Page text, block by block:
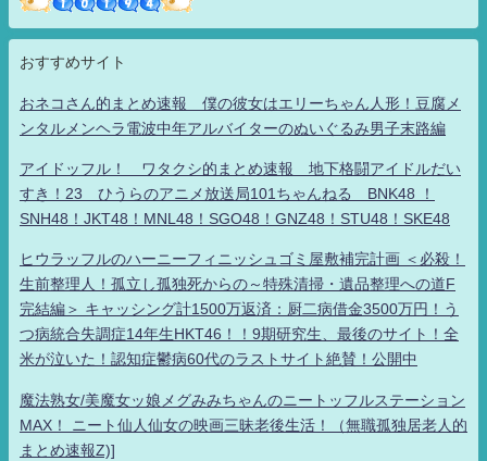
おすすめサイト
おネコさん的まとめ速報 僕の彼女はエリーちゃん人形！豆腐メ
ンタルメンヘラ電波中年アルバイターのぬいぐるみ男子末路編
アイドッフル！ ワタクシ的まとめ速報 地下格闘アイドルだい
すき！23 ひうらのアニメ放送局101ちゃんねる BNK48 ！
SNH48！JKT48！MNL48！SGO48！GNZ48！STU48！SKE48
ヒウラッフルのハーニーフィニッシュゴミ屋敷補完計画 ＜必殺！
生前整理人！孤立し孤独死からの～特殊清掃・遺品整理への道F
完結編＞ キャッシング計1500万返済：厨二病借金3500万円！う
つ病統合失調症14年生HKT46！！9期研究生、最後のサイト！全
米が泣いた！認知症鬱病60代のラストサイト絶賛！公開中
魔法熟女/美魔女ッ娘メグみみちゃんのニートッフルステーション
MAX！ ニート仙人仙女の映画三昧老後生活！（無職孤独居老人的
まとめ速報Z)]